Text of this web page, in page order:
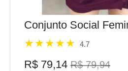
Conjunto Social
4.7
R$ 79,14 R$ 79,94